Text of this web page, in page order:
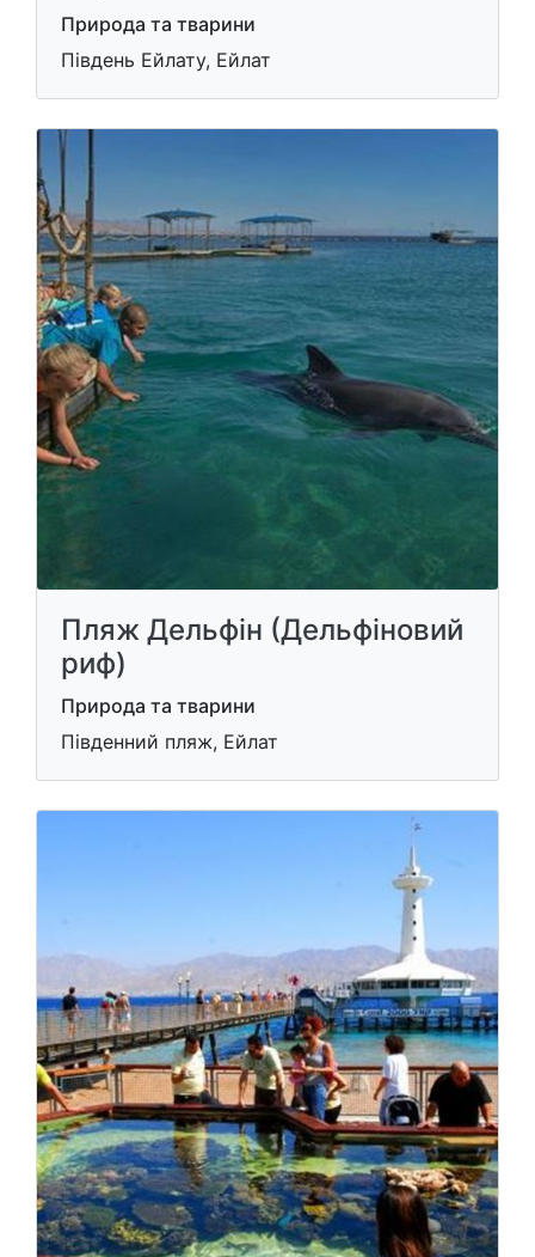
Природа та тварини
Південь Ейлату, Ейлат
Пляж Дельфін (Дельфіновий
риф)
Природа та тварини
Південний пляж, Ейлат